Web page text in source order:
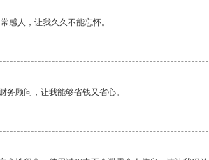
感人，让我久久不能忘怀。
务顾问，让我能够省钱又省心。